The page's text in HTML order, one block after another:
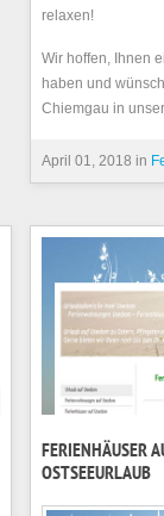
relaxen!
Wir hoffen, Ihnen
haben und
Chiemgau in
April 01, 2018 in
FERIENHÄUSER
OSTSEEURLAUB